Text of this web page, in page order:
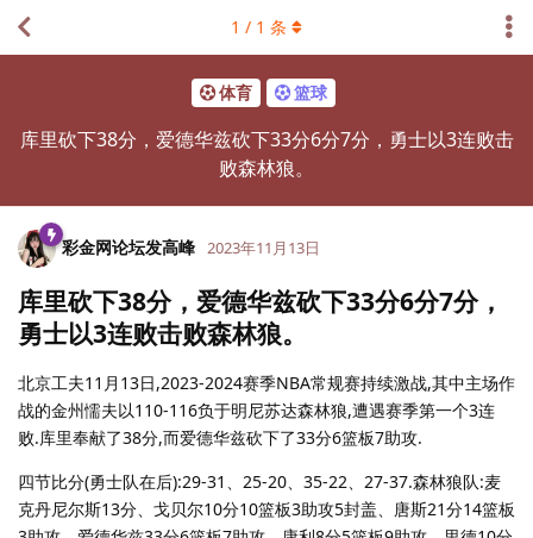
体育 篮球
库里砍下38分，爱德华兹砍下33分6分7分，勇士以3连败击
败森林狼。
1 / 1 条
彩金网论坛发高峰 2023年11月13日
库里砍下38分，爱德华兹砍下33分6分7分，
勇士以3连败击败森林狼。
北京工夫11月13日,2023-2024赛季NBA常规赛持续激战,其中主场作
战的金州懦夫以110-116负于明尼苏达森林狼,遭遇赛季第一个3连
败.库里奉献了38分,而爱德华兹砍下了33分6篮板7助攻.
四节比分(勇士队在后):29-31、25-20、35-22、27-37.森林狼队:麦
克丹尼尔斯13分、戈贝尔10分10篮板3助攻5封盖、唐斯21分14篮板